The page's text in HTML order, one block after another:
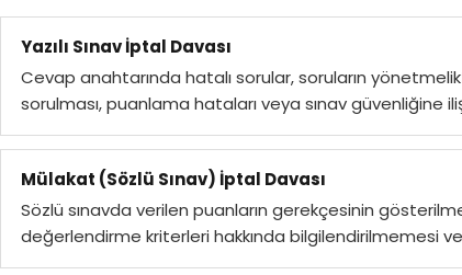
Yazılı Sınav İptal Davası
Cevap anahtarında hatalı sorular, soruların
sorulması, puanlama hataları veya sınav güvenliğine
Mülakat (Sözlü Sınav) İptal Davası
Sözlü sınavda verilen puanların gerekçesinin
değerlendirme kriterleri hakkında bilgilendirilmemesi ve